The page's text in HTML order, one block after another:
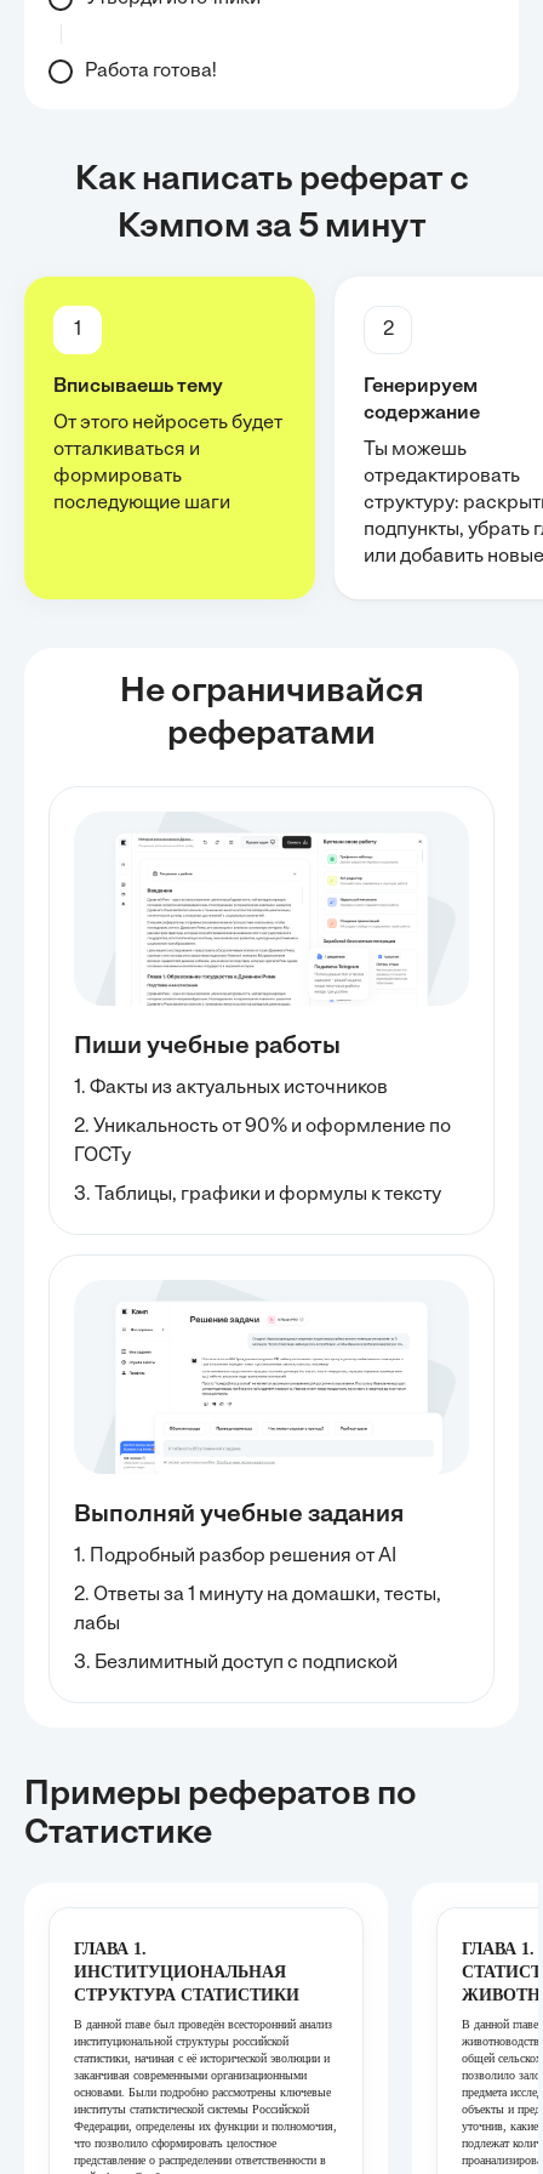
Работа готова!
Как написать реферат с
Кэмпом за 5 минут
1
Вписываешь тему
От этого нейросеть будет
отталкиваться и
формировать
последующие шаги
2
Генерируем
содержание
Ты можешь
отредактировать
структуру:
подпункты, убрать
или добавить новые
Не ограничивайся
рефератами
Пиши учебные работы
1. Факты из актуальных источников
2. Уникальность от 90% и оформление по
ГОСТу
3. Таблицы, графики и формулы к тексту
Выполняй учебные задания
1. Подробный разбор решения от AI
2. Ответы за 1 минуту на домашки, тесты,
лабы
3. Безлимитный доступ с подпиской
Примеры рефератов по
Статистике
ГЛАВА 1.
ИНСТИТУЦИОНАЛЬНАЯ
СТРУКТУРА СТАТИСТИКИ
В данной главе был проведён всесторонний анализ
институциональной структуры российской
статистики, начиная с её исторической эволюции и
заканчивая современными организационными
основами. Были подробно рассмотрены ключевые
институты статистической системы Российской
Федерации, определены их функции и полномочия,
что позволило сформировать целостное
представление о распределении ответственности в
ГЛАВА
В данной главе
общей
позволило
предмета
объекты и
уточнив, какие
подлежат